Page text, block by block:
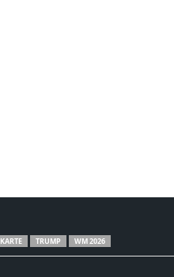
TRUMP WM 2026